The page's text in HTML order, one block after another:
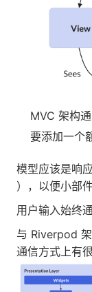
MVC 架构
要添加一个
模型应该是响
），以便小部
用户输入始终
与 Riverpod
通信方式上有